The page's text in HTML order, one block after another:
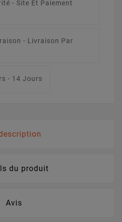
- Site Et Paiement
- Livraison Par
- 14 Jours
du produit
Avis